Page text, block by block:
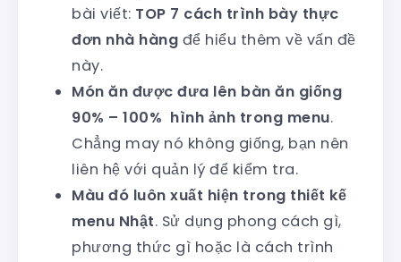
bài viết: TOP 7 cách trình bày thực
đơn nhà hàng để hiểu thêm về vấn đề
này.
Món ăn được đưa lên bàn ăn giống
90% – 100% hình ảnh trong menu.
Chẳng may nó không giống, bạn nên
liên hệ với quản lý để kiểm tra.
Màu đó luôn xuất hiện trong thiết kế
menu Nhật. Sử dụng phong cách gì,
phương thức gì hoặc là cách trình